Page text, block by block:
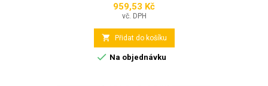
Cena
959,53 Kč
vč. DPH
 Přidat do košíku
 Na objednávku